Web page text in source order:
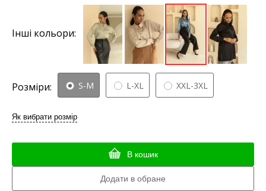
Інші кольори:
Розміри: S-M L-XL XXL-3XL
Як вибрати розмір
В кошик